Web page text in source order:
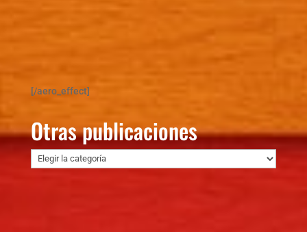
[/aero_effect]
Otras publicaciones
Otras
publicaciones